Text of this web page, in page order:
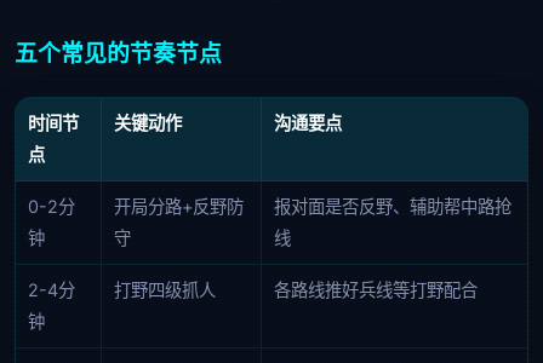
五个常见的节奏节点
时间节
点
关键动作 沟通要点
0-2分
钟
开局分路+反野防
守
报对面是否反野、辅助帮中路抢
线
2-4分
钟
打野四级抓人 各路线推好兵线等打野配合